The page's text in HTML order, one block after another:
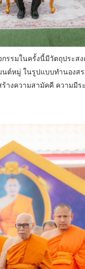
รมในครั้งนี้มีวัตถุประสง
ต์หมู่ ในรูปแบบทำนอง
งความสามัคคี ความมี